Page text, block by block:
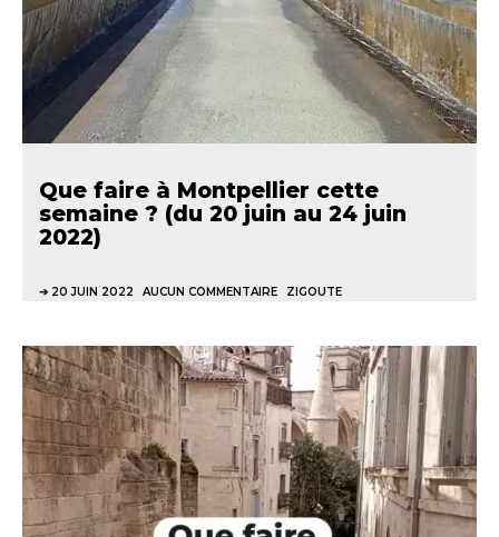
Que faire à Montpellier cette
semaine ? (du 20 juin au 24 juin
2022)
20 JUIN 2022 AUCUN COMMENTAIRE ZIGOUTE